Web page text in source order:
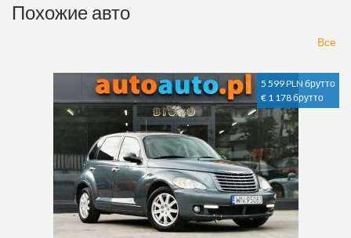
Похожие авто
Все
5 599 PLN брутто
€ 1 178 брутто